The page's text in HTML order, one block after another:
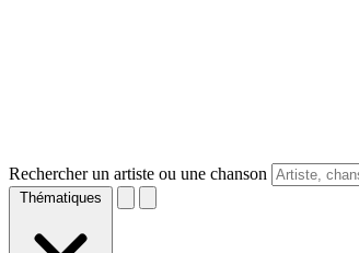
Rechercher un artiste ou une chanson
Thématiques